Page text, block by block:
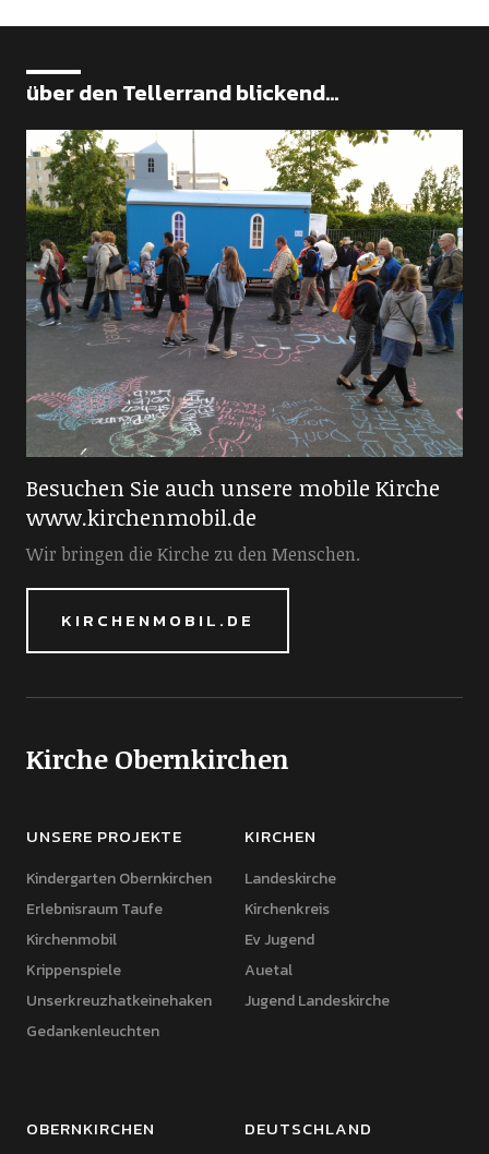
über den Tellerrand blickend...
Besuchen Sie auch unsere mobile Kirche
www.kirchenmobil.de
Wir bringen die Kirche zu den Menschen.
KIRCHENMOBIL.DE
Kirche Obernkirchen
UNSERE PROJEKTE
Kindergarten Obernkirchen
Erlebnisraum Taufe
Kirchenmobil
Krippenspiele
Unserkreuzhatkeinehaken
Gedankenleuchten
KIRCHEN
Landeskirche
Kirchenkreis
Ev Jugend
Auetal
Jugend Landeskirche
OBERNKIRCHEN DEUTSCHLAND